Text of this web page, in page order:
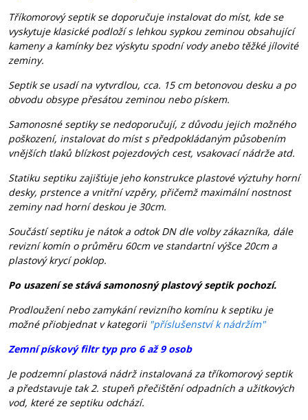
Tříkomorový septik se doporučuje instalovat do míst, kde se
vyskytuje klasické podloží s lehkou sypkou zeminou obsahující
kameny a kamínky bez výskytu spodní vody anebo těžké jílovité
zeminy.
Septik se usadí na vytvrdlou, cca. 15 cm betonovou desku a po
obvodu obsype přesátou zeminou nebo pískem.
Samonosné septikyse nedoporučují, z důvodu jejich možného
poškození, instalovat do míst s předpokládaným působením
vnějších tlaků blízkost pojezdových cest, vsakovací nádrže atd.
Statiku septikuzajišťuje jeho konstrukce plastové výztuhy horní
desky, prstence a vnitřní vzpěry, přičemž maximální nostnost
zeminy nad horní deskou je 30cm.
Součástí septiku je nátok a odtok DN dle volby zákazníka, dále
revizní komín o průměru 60cm ve standartní výšce 20cm a
plastový krycí poklop.
Po usazení se stává samonosný plastový septik pochozí.
Prodloužení nebo zamykání revizního komínu k septiku je
možné přiobjednat v kategorii "příslušenství k nádržím"
Zemní pískový filtr typ pro 6 až 9 osob
Je podzemní plastová nádrž instalovaná za tříkomorový septik
a představuje tak 2. stupeň přečištění odpadních a užitkových
vod, které ze septiku odchází.